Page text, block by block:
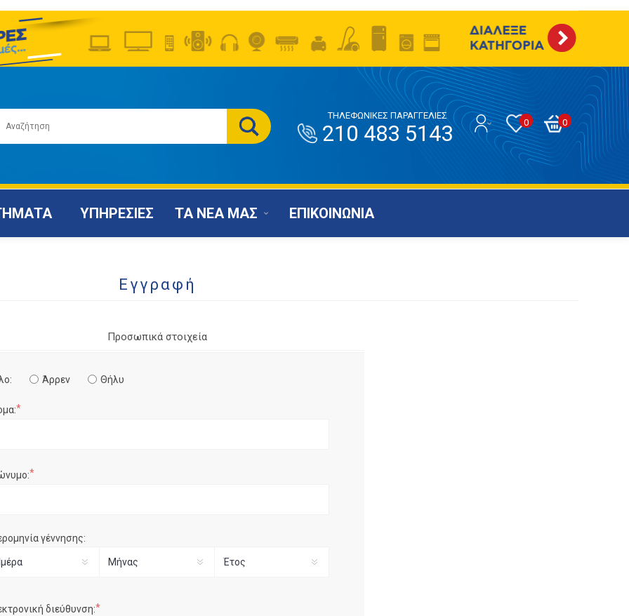
0
0
ΤΗΛΕΦΩΝΙΚΕΣ ΠΑΡΑΓΓΕΛΙΕΣ
210 483 5143
ΥΠΗΡΕΣΙΕΣ ΤΑ ΝΕΑ ΜΑΣ ΕΠΙΚΟΙΝΩΝΙΑ
Εγγραφή
Προσωπικά στοιχεία
Άρρεν Θήλυ
*
*
γέννησης:
διεύθυνση:*